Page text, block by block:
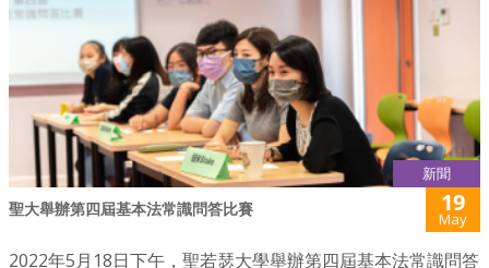
新聞
聖大舉辦第四屆基本法常識問答比賽 19
May
2022年5月18日下午，聖若瑟大學舉辦第四屆基本法常識問答